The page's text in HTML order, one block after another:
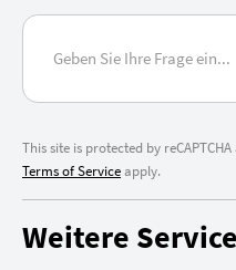
This site is protected by
Terms of Serviceapply.
Weitere